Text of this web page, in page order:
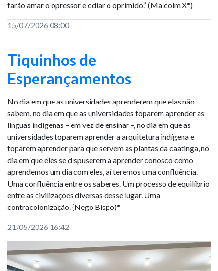
farão amar o opressor e odiar o oprimido.” (Malcolm X*)
15/07/2026 08:00
Tiquinhos de
Esperançamentos
No dia em que as universidades aprenderem que elas não
sabem, no dia em que as universidades toparem aprender as
línguas indígenas – em vez de ensinar –, no dia em que as
universidades toparem aprender a arquitetura indígena e
toparem aprender para que servem as plantas da caatinga, no
dia em que eles se dispuserem a aprender conosco como
aprendemos um dia com eles, aí teremos uma confluência.
Uma confluência entre os saberes. Um processo de equilíbrio
entre as civilizações diversas desse lugar. Uma
contracolonização. (Nego Bispo)*
21/05/2026 16:42